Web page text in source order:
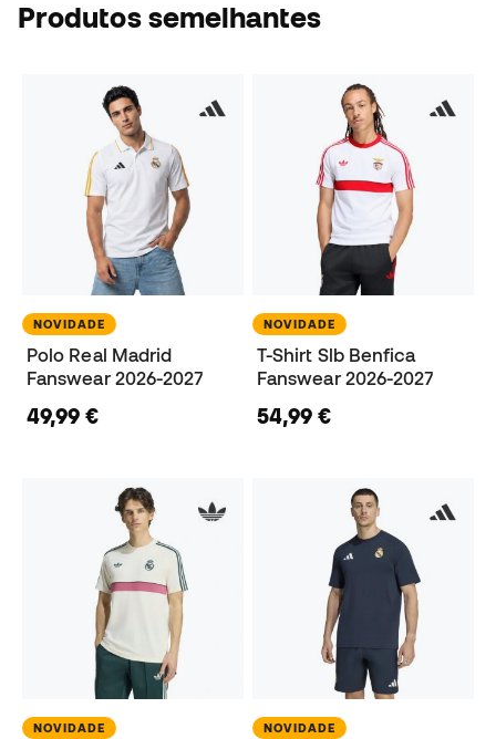
Produtos semelhantes
NOVIDADE
Polo Real Madrid
Fanswear 2026-2027
49,99 €
NOVIDADE
T-Shirt Slb Benfica
Fanswear 2026-2027
54,99 €
NOVIDADE NOVIDADE